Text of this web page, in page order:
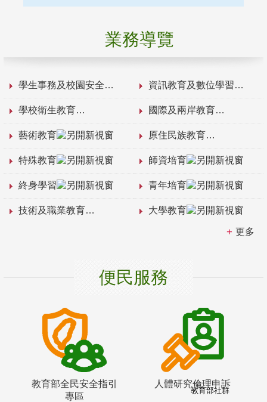
業務導覽
學生事務及校園安全 資訊教育及數位學習
學校衛生教育 國際及兩岸教育
藝術教育 原住民族教育
特殊教育 師資培育
終身學習 青年培育
技術及職業教育 大學教育
更多
便民服務
教育部全民安全指引
專區
人體研究倫理申訴
教育部社群